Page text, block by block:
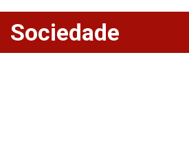
Sociedade